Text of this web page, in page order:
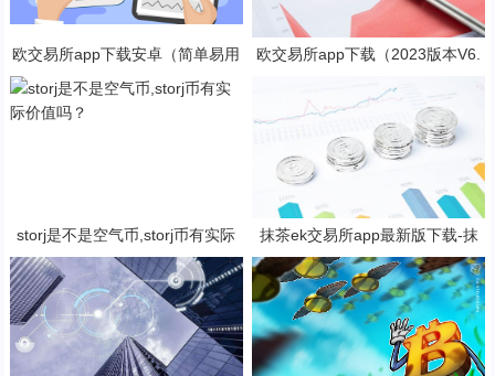
欧交易所app下载安卓（简单易用
欧交易所app下载（2023版本V6.
storj是不是空气币,storj币有实际
价值吗？
抹茶ek交易所app最新版下载-抹
茶ek交易所所有版本